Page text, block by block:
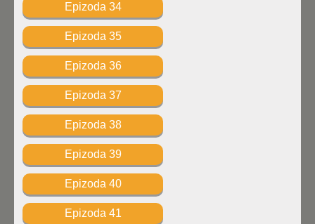
Epizoda 34
Epizoda 35
Epizoda 36
Epizoda 37
Epizoda 38
Epizoda 39
Epizoda 40
Epizoda 41